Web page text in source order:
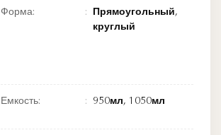
Форма:
Прямоугольный,
круглый
Емкость: 950мл, 1050мл